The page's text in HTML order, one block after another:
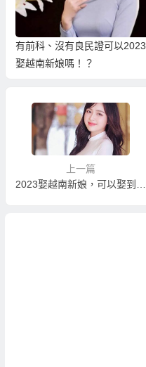
有前科、沒有良民證可以2023
娶越南新娘嗎！？
上一篇